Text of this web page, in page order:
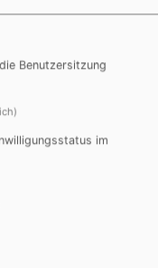
ein.
verlesen
entzündet.
Benutzersitzung
im